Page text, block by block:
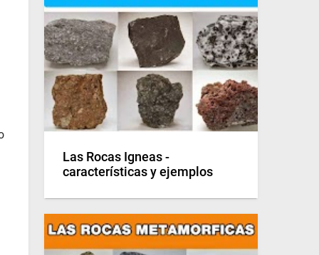
Las Rocas Igneas -
características y ejemplos